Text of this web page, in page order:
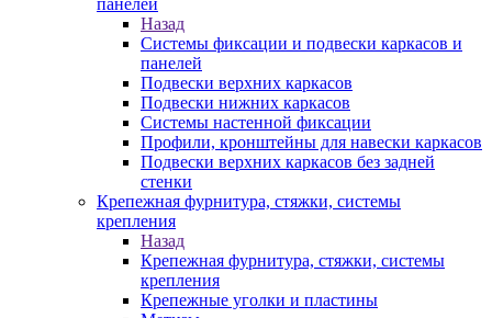
панелей
Назад
Системы фиксации и подвески каркасов и
панелей
Подвески верхних каркасов
Подвески нижних каркасов
Системы настенной фиксации
Профили, кронштейны для навески каркасов
Подвески верхних каркасов без задней
стенки
Крепежная фурнитура, стяжки, системы
крепления
Назад
Крепежная фурнитура, стяжки, системы
крепления
Крепежные уголки и пластины